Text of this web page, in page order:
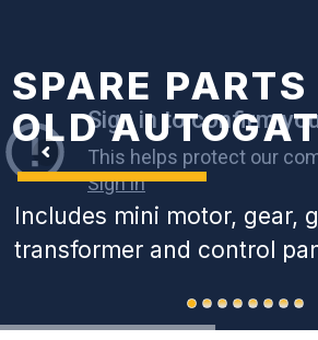
SPARE PARTS
OLD
Includes mini motor, gear,
transformer and control